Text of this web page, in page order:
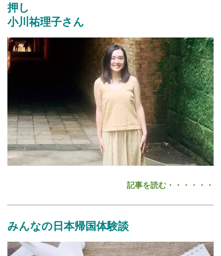
押し
小川祐理子さん
記事を読む・・・・・・
みんなの日本帰国体験談